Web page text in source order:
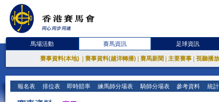
馬場活動 賽馬資訊 足球資訊
賽事資料(本地) 賽事資料(越洋轉播) 賽馬新聞 主要賽事 視聽播
報名表 排位表 即時賠率 練馬師分場表 騎師分場表 參考資料 統